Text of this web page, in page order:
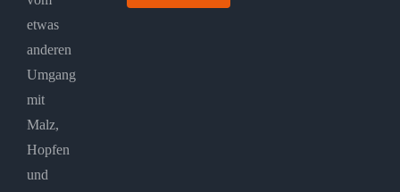
etwas
anderen
Umgang
mit
Malz,
Hopfen
und